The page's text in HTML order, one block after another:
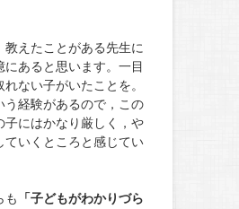
教えたことがある先生に
にあると思います。一目
ない子がいたことを。
う経験があるので，この
子にはかなり厳しく，や
ていくところと感じてい
も
「子どもがわかりづら